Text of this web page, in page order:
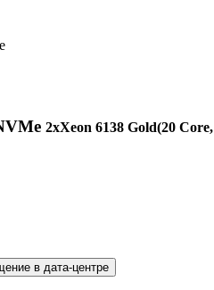
2xXeon 6138 Gold(20
в дата-центре